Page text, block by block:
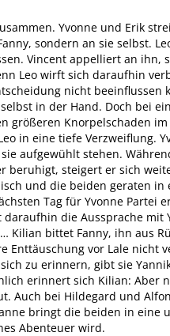
Yvonne und Erik
sondern an sie selbst.
Vincent appelliert an ihn,
Leo wirft sich daraufhin
nicht beeinflussen
in der Hand. Doch bei
größeren Knorpelschaden
in eine tiefe Verzweiflung.
aufgewühlt stehen.
beruhigt, steigert er sich
und die beiden geraten
Tag für Yvonne Partei
die Aussprache mit
Kilian bittet Fanny, ihn aus
Enttäuschung vor Lale nicht
zu erinnern, gibt sie
erinnert sich Kilian: Aber
Auch bei Hildegard und
bringt die beiden in eine
Abenteuer wird.